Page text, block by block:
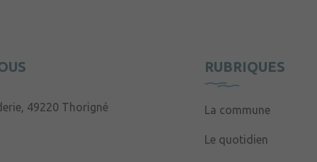
49220 Thorigné
RUBRIQUES
La commune
Le quotidien